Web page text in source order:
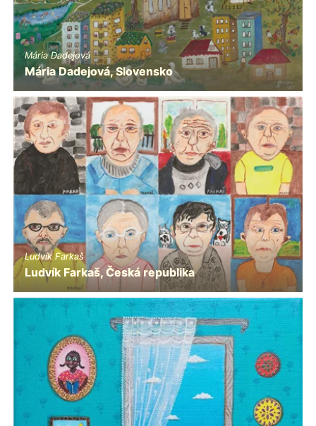
Mária Dadejová
Mária Dadejová, Slovensko
Ludvík Farkaš
Ludvík Farkaš, Česká republika